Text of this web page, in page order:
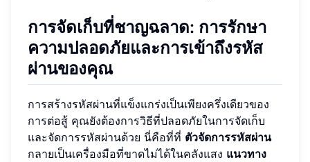
การจัดเก็บที่ชาญฉลาด: การรักษา
ความปลอดภัยและการเข้าถึงรหัส
ผ่านของคุณ
การสร้างรหัสผ่านที่แข็งแกร่งเป็นเพียงครึ่งเดียวของ
การต่อสู้ คุณยังต้องการวิธีที่ปลอดภัยในการจัดเก็บ
และจัดการรหัสผ่านด้วย นี่คือที่ที่ ตัวจัดการรหัสผ่าน
กลายเป็นเครื่องมือที่ขาดไม่ได้ในคลังแสง แนวทาง